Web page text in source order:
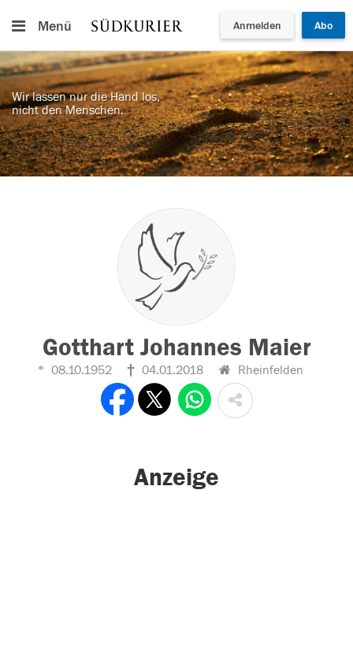
Menü Anmelden Abo
Wir lassen nur die Hand los,
nicht den Menschen.
Gotthart Johannes Maier
08.10.1952 04.01.2018 Rheinfelden
Anzeige